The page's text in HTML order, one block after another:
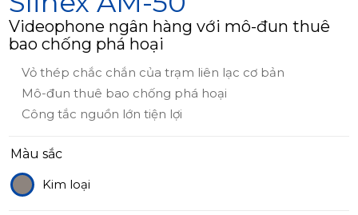
Videophone ngân hàng với mô-đun thuê
bao chống phá hoại
Vỏ thép chắc chắn của trạm liên lạc cơ bản
Mô-đun thuê bao chống phá hoại
Công tắc nguồn lớn tiện lợi
Màu sắc
Kim loại